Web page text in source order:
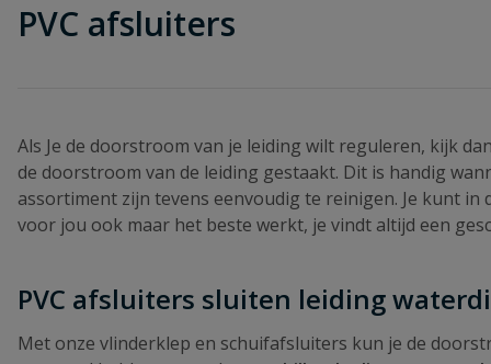
PVC afsluiters
Als Je de doorstroom van je leiding wilt reguleren, kijk
de doorstroom van de leiding gestaakt. Dit is handig
assortiment zijn tevens eenvoudig te reinigen. Je kunt
voor jou ook maar het beste werkt, je vindt altijd een
PVC afsluiters sluiten leiding
Met onze vlinderklep en schuifafsluiters kun je de